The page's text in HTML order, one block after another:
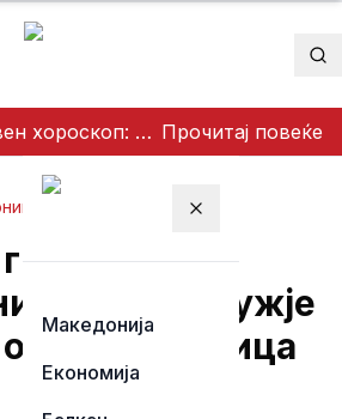
Дневен хороскоп: Нови можности, љубовни пресврти и совети за здравјето за сите хороскопски знаци Прочитај повеќе
Затвори мени
Македонија
Економија
лица со оружје